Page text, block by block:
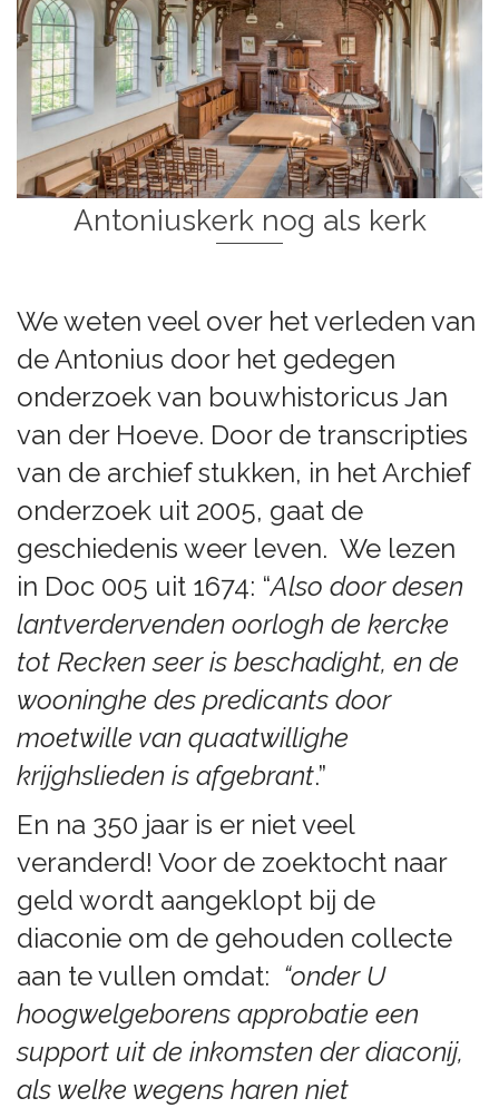
Antoniuskerk nog als kerk
We weten veel over het verleden van
de Antonius door het gedegen
onderzoek van bouwhistoricus Jan
van der Hoeve. Door de transcripties
van de archief stukken, in het Archief
onderzoek uit 2005, gaat de
geschiedenis weer leven. We lezen
in Doc 005 uit 1674: “Also door desen
lantverdervenden oorlogh de kercke
tot Recken seer is beschadight, en de
wooninghe des predicants door
moetwille van quaatwillighe
krijghslieden is afgebrant.”
En na 350 jaar is er niet veel
veranderd! Voor de zoektocht naar
geld wordt aangeklopt bij de
diaconie om de gehouden collecte
aan te vullen omdat: “onder U
hoogwelgeborens approbatie een
support uit de inkomsten der diaconij,
als welke wegens haren niet